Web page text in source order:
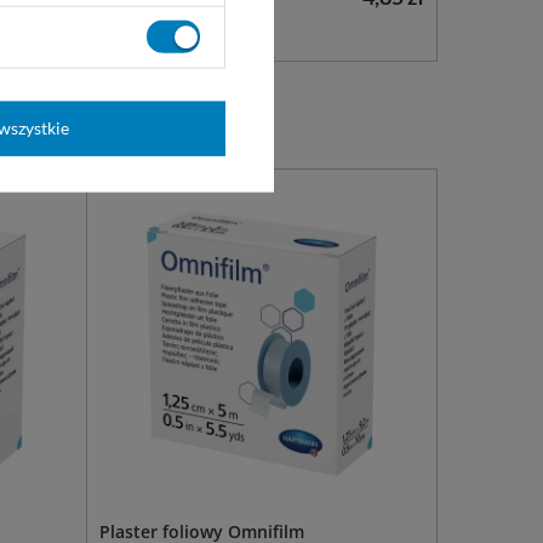
WYBIERZ WARIANT
Plaster foliowy Omnifilm